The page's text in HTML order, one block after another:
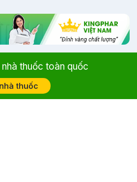
thuốc toàn quốc
thuốc